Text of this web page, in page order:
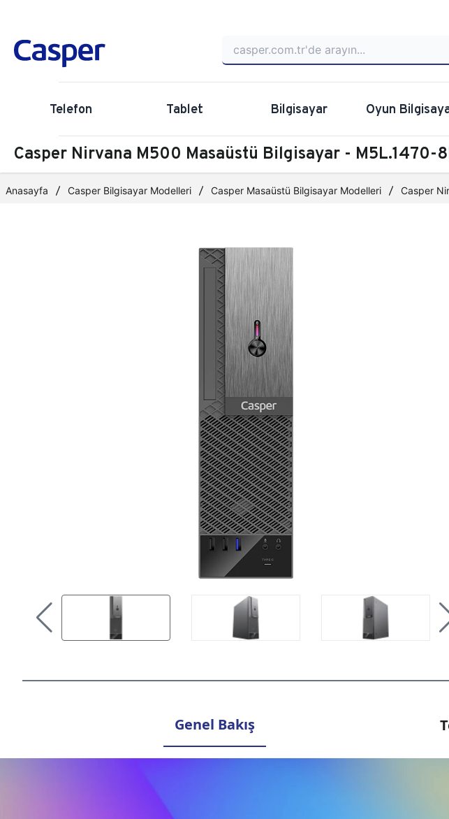
Telefon Tablet Bilgisayar Oyun
Casper Nirvana M500 Masaüstü Bilgisayar - M5L.1470-
Anasayfa Casper Bilgisayar Modelleri Casper Masaüstü Bilgisayar Modelleri Casper
Genel Bakış